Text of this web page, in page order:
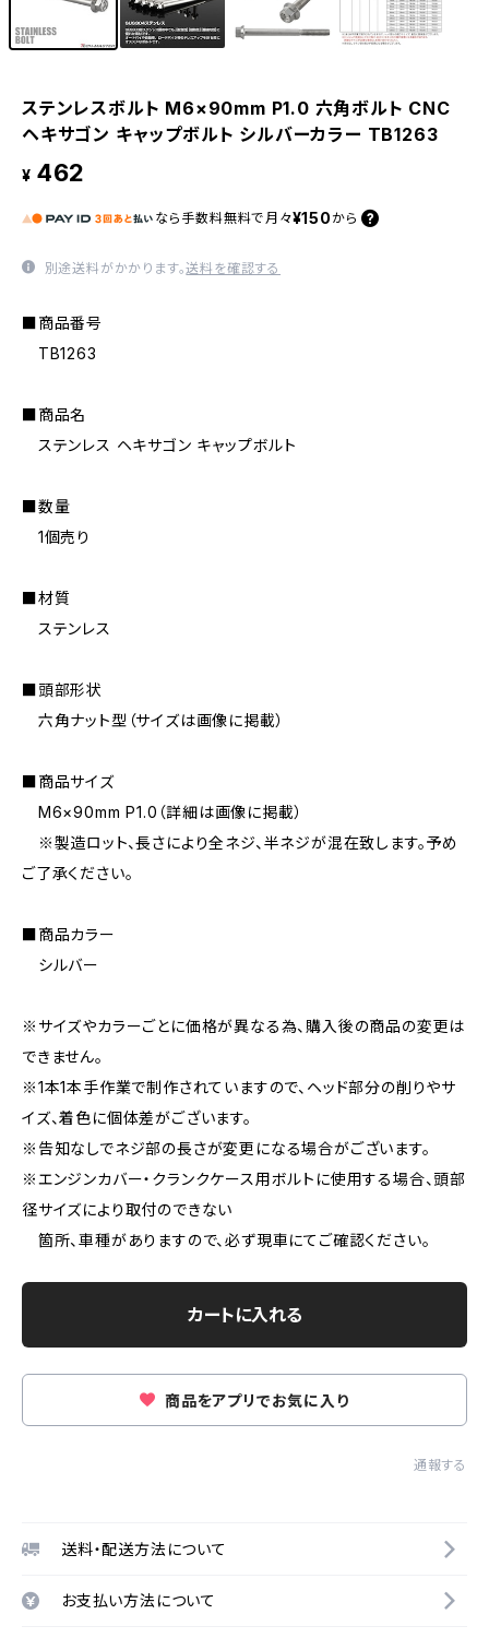
ステンレスボルト M6×90mm P1.0 六角ボルト CNC
ヘキサゴン キャップボルト シルバーカラー TB1263
¥ 462
なら 手数料無料で 月々¥150 から
別途送料がかかります。送料を確認する
■商品番号
TB1263
■商品名
ステンレス ヘキサゴン キャップボルト
■数量
1個売り
■材質
ステンレス
■頭部形状
六角ナット型（サイズは画像に掲載）
■商品サイズ
M6×90mm P1.0（詳細は画像に掲載）
※製造ロット、長さにより全ネジ、半ネジが混在致します。予め
ご了承ください。
■商品カラー
シルバー
※サイズやカラーごとに価格が異なる為、購入後の商品の変更は
できません。
※1本1本手作業で制作されていますので、ヘッド部分の削りやサ
イズ、着色に個体差がございます。
※告知なしでネジ部の長さが変更になる場合がございます。
※エンジンカバー・クランクケース用ボルトに使用する場合、頭部
径サイズにより取付のできない
箇所、車種がありますので、必ず現車にてご確認ください。
カートに入れる
商品をアプリでお気に入り
通報する
送料・配送方法について
お支払い方法について